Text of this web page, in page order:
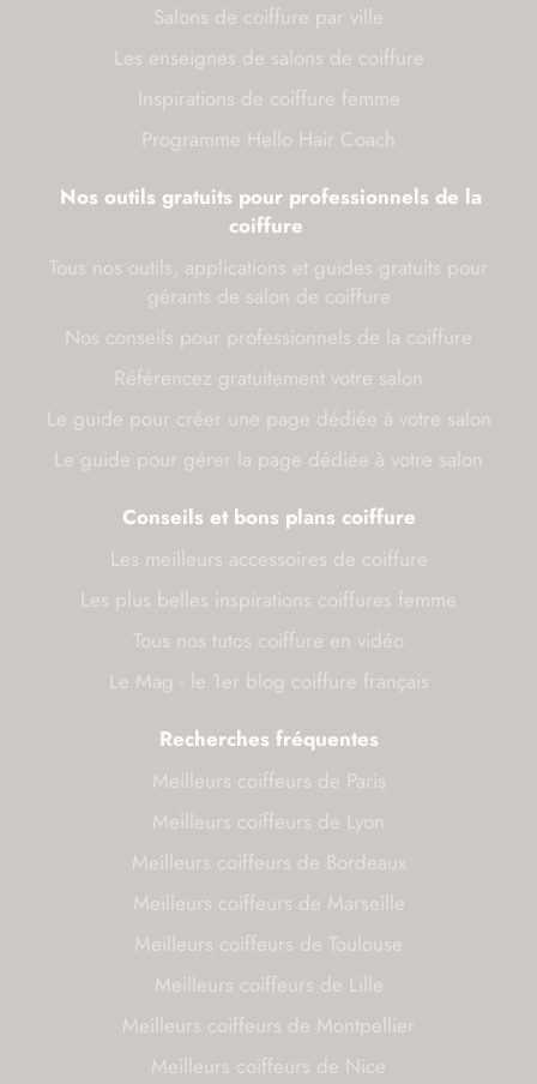
Salons de coiffure par ville
Les enseignes de salons de coiffure
Inspirations de coiffure femme
Programme Hello Hair Coach
Nos outils gratuits pour professionnels de la
coiffure
Tous nos outils, applications et guides gratuits pour
gérants de salon de coiffure
Nos conseils pour professionnels de la coiffure
Référencez gratuitement votre salon
Le guide pour créer une page dédiée à votre salon
Le guide pour gérer la page dédiée à votre salon
Conseils et bons plans coiffure
Les meilleurs accessoires de coiffure
Les plus belles inspirations coiffures femme
Tous nos tutos coiffure en vidéo
Le Mag - le 1er blog coiffure français
Recherches fréquentes
Meilleurs coiffeurs de Paris
Meilleurs coiffeurs de Lyon
Meilleurs coiffeurs de Bordeaux
Meilleurs coiffeurs de Marseille
Meilleurs coiffeurs de Toulouse
Meilleurs coiffeurs de Lille
Meilleurs coiffeurs de Montpellier
Meilleurs coiffeurs de Nice